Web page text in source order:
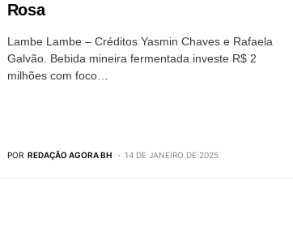
Rosa
Lambe Lambe – Créditos Yasmin Chaves e Rafaela
Galvão. Bebida mineira fermentada investe R$ 2
milhões com foco…
POR REDAÇÃO AGORA BH 14 DE JANEIRO DE 2025